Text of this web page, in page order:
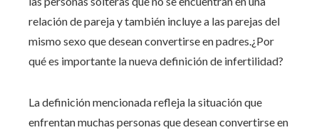
relación de pareja y también incluye a las parejas del
mismo sexo que desean convertirse en padres.¿Por
qué es importante la nueva definición de infertilidad?
La definición mencionada refleja la situación que
enfrentan muchas personas que desean convertirse en